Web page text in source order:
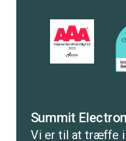
Summit
Vi er til at træffe